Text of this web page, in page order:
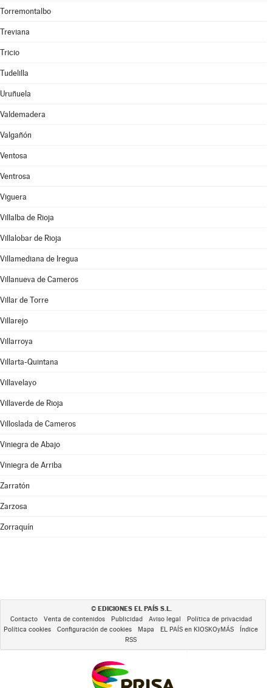
Torremontalbo
Treviana
Tricio
Tudelilla
Uruñuela
Valdemadera
Valgañón
Ventosa
Ventrosa
Viguera
Villalba de Rioja
Villalobar de Rioja
Villamediana de Iregua
Villanueva de Cameros
Villar de Torre
Villarejo
Villarroya
Villarta-Quintana
Villavelayo
Villaverde de Rioja
Villoslada de Cameros
Viniegra de Abajo
Viniegra de Arriba
Zarratón
Zarzosa
Zorraquín
© EDICIONES EL PAÍS S.L.
Contacto Venta de contenidos Publicidad Aviso legal
Política de privacidad
Política cookies
Configuración de cookies Mapa EL PAÍS en KIOSKOyMÁS
Índice
RSS